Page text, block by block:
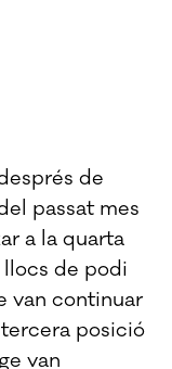
de
passat mes
a la quarta
de podi
van continuar
posició
van